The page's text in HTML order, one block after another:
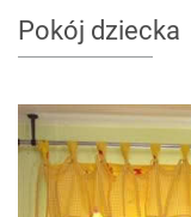
Pokój dziecka